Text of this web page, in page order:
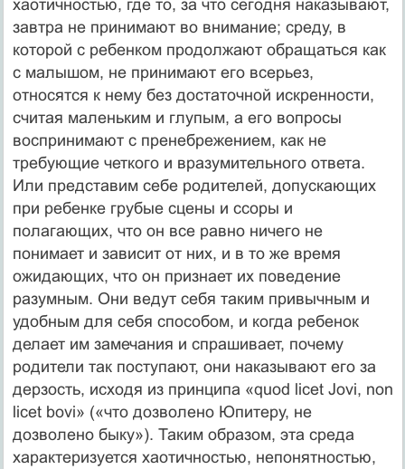
хаотичностью, где то, за что сегодня наказывают,
завтра не принимают во внимание; среду, в
которой с ребенком продолжают обращаться как
с малышом, не принимают его всерьез,
относятся к нему без достаточной искренности,
считая маленьким и глупым, а его вопросы
воспринимают с пренебрежением, как не
требующие четкого и вразумительного ответа.
Или представим себе родителей, допускающих
при ребенке грубые сцены и ссоры и
полагающих, что он все равно ничего не
понимает и зависит от них, и в то же время
ожидающих, что он признает их поведение
разумным. Они ведут себя таким привычным и
удобным для себя способом, и когда ребенок
делает им замечания и спрашивает, почему
родители так поступают, они наказывают его за
дерзость, исходя из принципа «quod licet Jovi, non
licet bovi» («что дозволено Юпитеру, не
дозволено быку»). Таким образом, эта среда
характеризуется хаотичностью, непонятностью,